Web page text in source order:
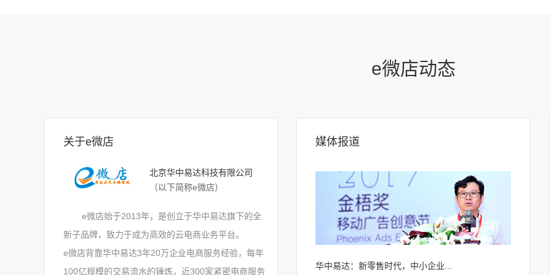
e微店动态
关于e微店
北京华中易达科技有限公司
（以下简称e微店）
e微店始于2013年，是创立于华中易达旗下的全
新子品牌，致力于成为高效的云电商业务平台。
e微店背靠华中易达3年20万企业电商服务经验，每年
100亿规模的交易流水的锤炼，近300家紧密电商服务
媒体报道
华中易达：新零售时代，中小企业...